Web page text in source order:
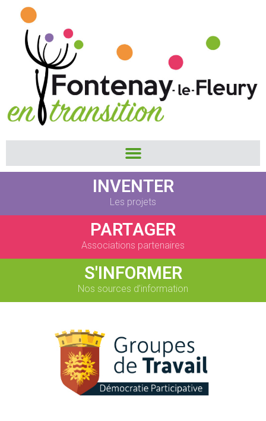
INVENTER
Les projets
PARTAGER
Associations partenaires
S'INFORMER
Nos sources d’information